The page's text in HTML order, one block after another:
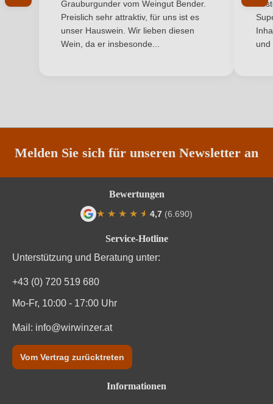
Passt zu Fisch, Spargel
DOC
Weinart Weißwein
Ich habe mein Passwort vergessen
Grauburgunder vom Weingut Bender.
Preislich sehr attraktiv, für uns ist es
unser Hauswein. Wir lieben diesen
Wein, da er insbesonde...
und
Melden Sie sich für unseren Newsletter an
Service-Hotline
Unterstützung und Beratung unter:
+43 (0) 720 519 680
Mo-Fr, 10:00 - 17:00 Uhr
Mail: info@wirwinzer.at
Vom Vertrag zurücktreten
Informationen
Bewertungen
★ ★ ★ ★ ★
★ 4,7 (6.690)